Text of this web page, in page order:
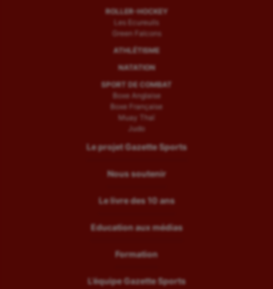
ROLLER-HOCKEY
Les Ecureuils
Green Falcons
ATHLÉTISME
NATATION
SPORT DE COMBAT
Boxe Anglaise
Boxe Française
Muay Thaï
Judo
Le projet Gazette Sports
Nous soutenir
Le livre des 10 ans
Education aux médias
Formation
L’équipe Gazette Sports